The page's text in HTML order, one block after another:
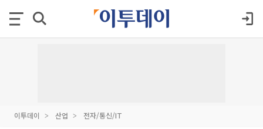
이투데이 산업 전자/통신/IT